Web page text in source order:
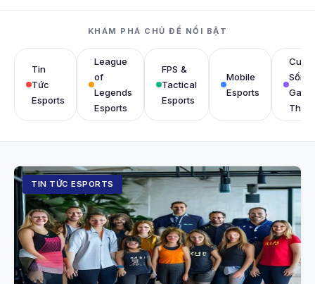
KHÁM PHÁ CHỦ ĐỀ NỔI BẬT
Tin
Tức
Esports
League
of
Legends
Esports
FPS &
Tactical
Esports
Mobile
Esports
Cuộc
Sống
Game
Thủ
TIN TỨC ESPORTS